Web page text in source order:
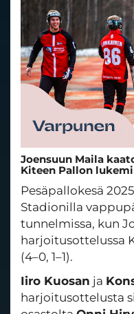
Joensuun Maila
Kiteen Pallon
Pesäpallokesä
Stadionilla
tunnelmissa, kun
harjoitusottelussa
(4–0, 1–1).
Iiro Kuosan ja
harjoitusottelusta